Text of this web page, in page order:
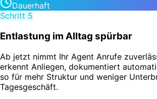
Dauerhaft
Schritt 5
Entlastung im Alltag spürbar
Ab jetzt nimmt Ihr Agent Anrufe
erkennt Anliegen, dokumentiert
so für mehr Struktur und weniger
Tagesgeschäft.